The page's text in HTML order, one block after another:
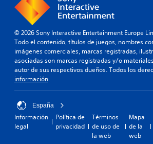
© 2026 Sony Interactive Entertainment Europe
Todo el contenido, títulos de juegos, nombres
imágenes comerciales, marcas registradas,
asociadas son marcas registradas y/o
autor de sus respectivos dueños. Todos los
información
España
Información
legal
Política de
privacidad
Términos
de uso de
la web
Mapa
de la
web